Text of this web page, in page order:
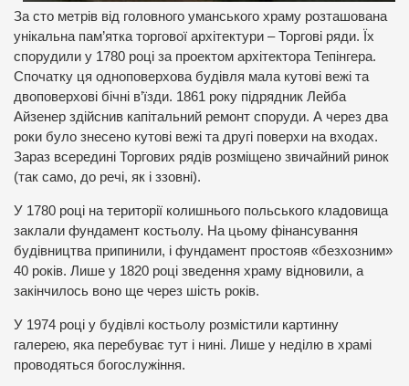
За сто метрів від головного уманського храму розташована
унікальна пам’ятка торгової архітектури – Торгові ряди. Їх
спорудили у 1780 році за проектом архітектора Тепінгера.
Спочатку ця одноповерхова будівля мала кутові вежі та
двоповерхові бічні в’їзди. 1861 року підрядник Лейба
Айзенер здійснив капітальний ремонт споруди. А через два
роки було знесено кутові вежі та другі поверхи на входах.
Зараз всередині Торгових рядів розміщено звичайний ринок
(так само, до речі, як і ззовні).
У 1780 році на території колишнього польського кладовища
заклали фундамент костьолу. На цьому фінансування
будівництва припинили, і фундамент простояв «безхозним»
40 років. Лише у 1820 році зведення храму відновили, а
закінчилось воно ще через шість років.
У 1974 році у будівлі костьолу розмістили картинну
галерею, яка перебуває тут і нині. Лише у неділю в храмі
проводяться богослужіння.